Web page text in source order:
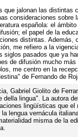
jalonan las distintas
consideraciones sobre
española: el
el papel de la
distintas. Además,
me refiero a la
siglos pasados que ya
de difusión mucho
me centro en la
de Fernando de
Gabriel Giolito de
lingua". La autora
lingüísticas que el
lengua vernácula
misma de la